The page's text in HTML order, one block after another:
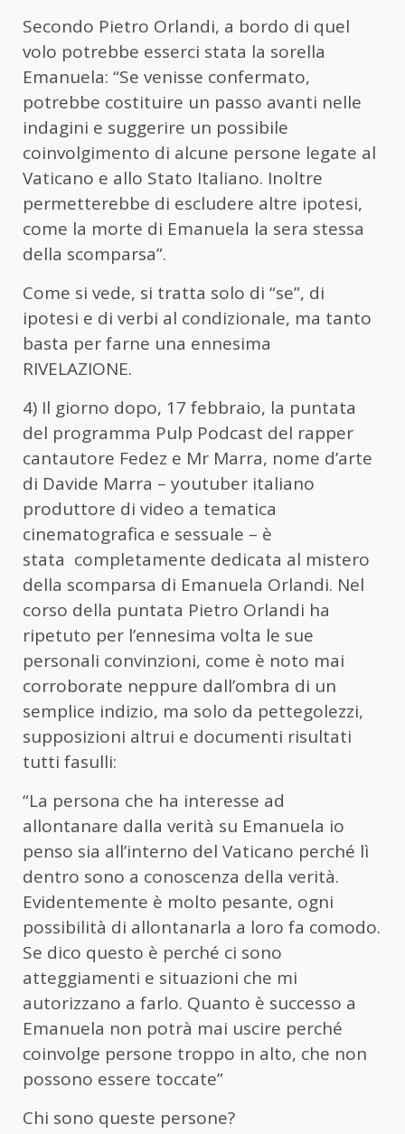
Secondo Pietro Orlandi, a bordo di quel
volo potrebbe esserci stata la sorella
Emanuela: “Se venisse confermato,
potrebbe costituire un passo avanti nelle
indagini e suggerire un possibile
coinvolgimento di alcune persone legate al
Vaticano e allo Stato Italiano. Inoltre
permetterebbe di escludere altre ipotesi,
come la morte di Emanuela la sera stessa
della scomparsa”.
Come si vede, si tratta solo di “se”, di
ipotesi e di verbi al condizionale, ma tanto
basta per farne una ennesima
RIVELAZIONE.
4) Il giorno dopo, 17 febbraio, la puntata
del programma Pulp Podcast del rapper
cantautore Fedez e Mr Marra, nome d’arte
di Davide Marra – youtuber italiano
produttore di video a tematica
cinematografica e sessuale – è
stata completamente dedicata al mistero
della scomparsa di Emanuela Orlandi. Nel
corso della puntata Pietro Orlandi ha
ripetuto per l’ennesima volta le sue
personali convinzioni, come è noto mai
corroborate neppure dall’ombra di un
semplice indizio, ma solo da pettegolezzi,
supposizioni altrui e documenti risultati
tutti fasulli:
“La persona che ha interesse ad
allontanare dalla verità su Emanuela io
penso sia all’interno del Vaticano perché lì
dentro sono a conoscenza della verità.
Evidentemente è molto pesante, ogni
possibilità di allontanarla a loro fa comodo.
Se dico questo è perché ci sono
atteggiamenti e situazioni che mi
autorizzano a farlo. Quanto è successo a
Emanuela non potrà mai uscire perché
coinvolge persone troppo in alto, che non
possono essere toccate”
Chi sono queste persone?